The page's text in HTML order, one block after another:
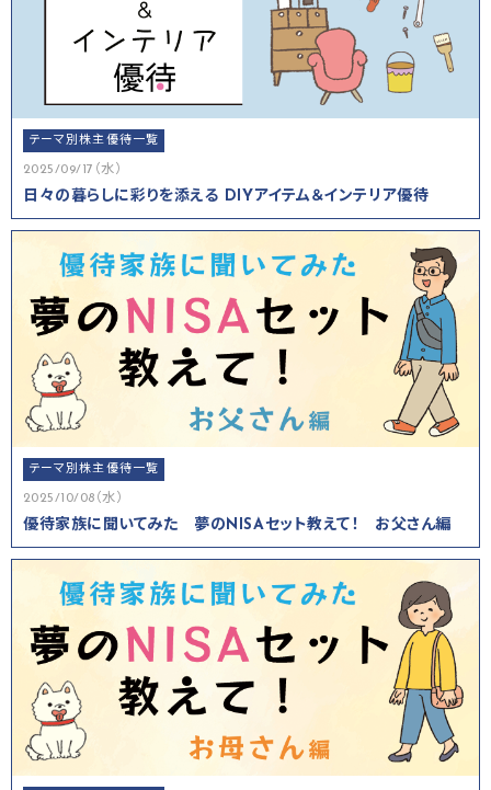
テーマ別株主優待一覧
2025/09/17（水）
日々の暮らしに彩りを添える DIYアイテム＆インテリア優待
テーマ別株主優待一覧
2025/10/08（水）
優待家族に聞いてみた 夢のNISAセット教えて！ お父さん編